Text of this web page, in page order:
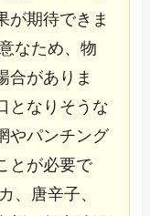
が期待できま
なため、物
合がありま
となりそうな
やパンチング
とが必要で
、唐辛子、